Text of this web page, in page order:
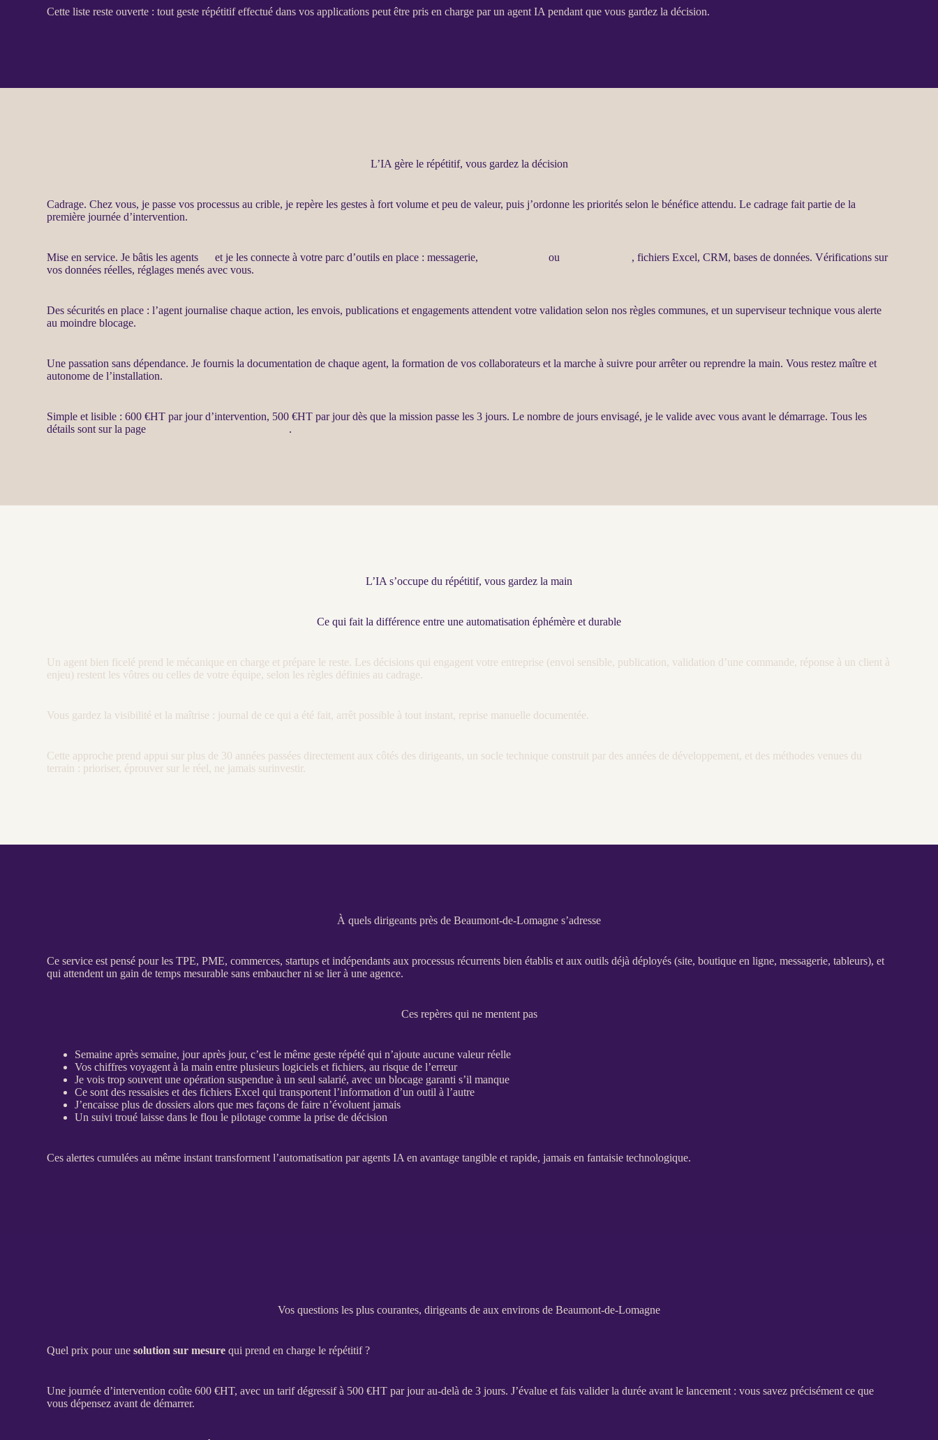
Cette liste reste ouverte : tout geste répétitif effectué dans vosapplications peut être pris en charge par unagent IA pendant que vous gardez la décision.
L’IA gère le répétitif, vous gardez la décision
Cadrage. Chez vous, je passe vosprocessus au crible, je repère les gestes à fort volume et peu de valeur, puis j’ordonne les priorités selon le bénéfice attendu. Lecadrage fait partie de la
première journée d’intervention.
Mise en service. Je bâtis lesagents et je les connecte à votre parc d’outils en place : messagerie, ou , fichiers Excel,CRM,bases de données. Vérifications sur
vosdonnées réelles, réglages menés avec vous.
Des sécurités en place : l’agent journalise chaque action, les envois, publications et engagements attendent votre validation selon nos règles communes, et un superviseur technique vousalerte
au moindre blocage.
Une passation sans dépendance. Je fournis la documentation de chaqueagent, la formation de vos collaborateurs et la marche à suivre pour arrêter ou reprendre la main. Vous restez maître et
autonome de l’installation.
Simple et lisible : 600 €HT par jour d’intervention, 500 €HT par jour dès que lamission passe les 3 jours. Le nombre de jours envisagé, je le valide avec vous avant le démarrage. Tous les
détails sont sur la page
.
L’IA s’occupe du répétitif, vous gardez la main
Ce qui fait la différence entre une automatisation éphémère et durable
Un agent bien ficelé prend le mécanique en charge et prépare le reste. Les décisions qui engagent votre entreprise (envoi sensible, publication, validation d’une commande, réponse à un client à
enjeu) restent les vôtres ou celles de votre équipe, selon les règles définies au cadrage.
Vous gardez la visibilité et la maîtrise : journal de ce qui a été fait, arrêt possible à tout instant, reprise manuelle documentée.
Cette approche prend appui sur plus de 30 années passées directement aux côtés des dirigeants, un socle technique construit par des années de développement, et des méthodes venues du
terrain : prioriser, éprouver sur le réel, ne jamais surinvestir.
À quels dirigeants près de Beaumont-de-Lomagne s’adresse
Ce service est pensé pour lesTPE,PME, commerces, startups et indépendants auxprocessus récurrents bien établis et aux outils déjà déployés (site,boutique en ligne, messagerie, tableurs), et
qui attendent un gain de temps mesurable sans embaucher ni se lier à une agence.
Ces repères qui ne mentent pas
Semaine après semaine, jour après jour, c’est le même geste répété qui n’ajoute aucune valeur réelle
Vos chiffres voyagent à la main entre plusieurs logiciels et fichiers, au risque de l’erreur
Je vois trop souvent une opération suspendue à un seul salarié, avec un blocage garanti s’il manque
Ce sont des ressaisies et des fichiers Excel qui transportent l’information d’un outil à l’autre
J’encaisse plus de dossiers alors que mes façons de faire n’évoluent jamais
Un suivi troué laisse dans le flou lepilotage comme la prise de décision
Cesalertes cumulées au même instant transforment l’automatisation paragents IA en avantage tangible et rapide, jamais en fantaisie technologique.
Vos questions les plus courantes, dirigeants de aux environs de Beaumont-de-Lomagne
Quel prix pour unesolution sur mesure qui prend en charge le répétitif ?
Une journée d’intervention coûte 600 €HT, avec un tarif dégressif à 500 €HT par jour au-delà de 3 jours. J’évalue et fais valider la durée avant le lancement : vous savez précisément ce que
vous dépensez avant de démarrer.